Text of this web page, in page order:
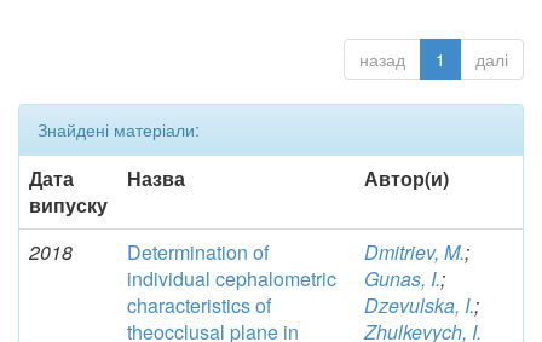
назад 1 далі
Знайдені матеріали:
Дата
випуску
Назва Автор(и)
2018
Determination of
individual cephalometric
characteristics of
theocclusal plane in
Dmitriev, M.;
Gunas, I.;
Dzevulska, I.;
Zhulkevych, I.